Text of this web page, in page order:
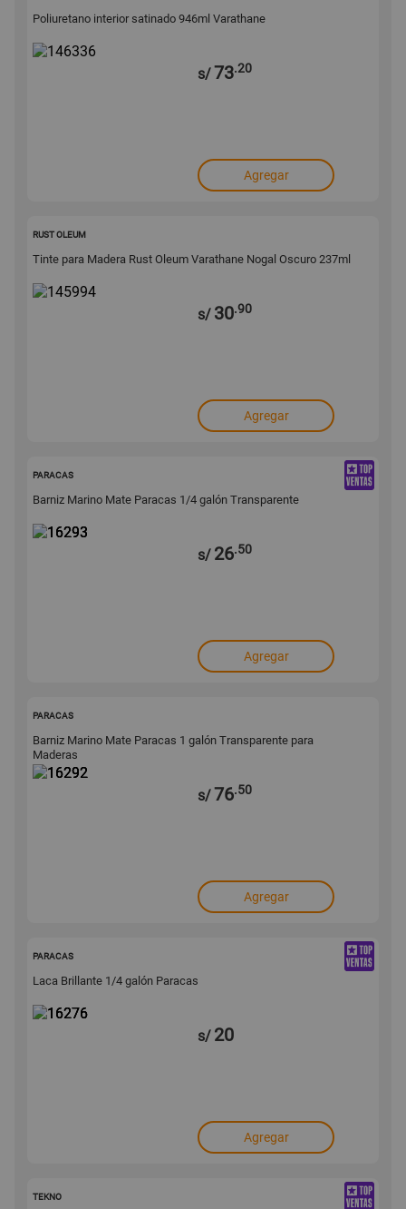
Poliuretano interior satinado 946ml Varathane
s/73.20
Agregar
RUST OLEUM
Tinte para Madera Rust Oleum Varathane Nogal Oscuro 237ml
s/ 30.90
Agregar
PARACAS
Barniz Marino Mate Paracas 1/4 galón Transparente
s/ 26.50
Agregar
PARACAS
Barniz Marino Mate Paracas 1 galón Transparente para
Maderas
s/76.50
Agregar
PARACAS
Laca Brillante 1/4 galón Paracas
s/ 20
Agregar
TEKNO